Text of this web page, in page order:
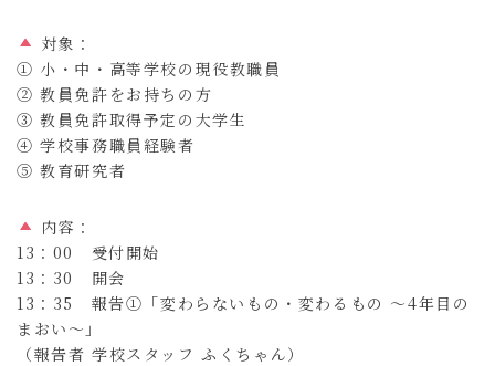
対象：
① 小・中・高等学校の現役教職員
② 教員免許をお持ちの方
③ 教員免許取得予定の大学生
④ 学校事務職員経験者
⑤ 教育研究者
内容：
13：00 受付開始
13：30 開会
13：35 報告①「変わらないもの・変わるもの ～4年目の
まおい～」
（報告者 学校スタッフ ふくちゃん）